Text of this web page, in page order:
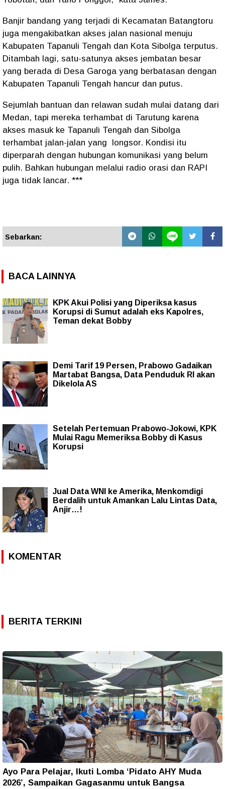
Banjir bandang yang terjadi di Kecamatan Batangtoru
juga mengakibatkan akses jalan nasional menuju
Kabupaten Tapanuli Tengah dan Kota Sibolga terputus.
Ditambah lagi, satu-satunya akses jembatan besar
yang berada di Desa Garoga yang berbatasan dengan
Kabupaten Tapanuli Tengah hancur dan putus.
Sejumlah bantuan dan relawan sudah mulai datang dari
Medan, tapi mereka terhambat di Tarutung karena
akses masuk ke Tapanuli Tengah dan Sibolga
terhambat jalan-jalan yang
longsor. Kondisi itu
diperparah dengan hubungan komunikasi yang belum
pulih. Bahkan hubungan melalui radio orasi dan RAPI
juga tidak lancar. ***
Sebarkan:
BACA LAINNYA
KPK Akui Polisi yang Diperiksa kasus
Korupsi di Sumut adalah eks Kapolres,
Teman dekat Bobby
Demi Tarif 19 Persen, Prabowo Gadaikan
Martabat Bangsa, Data Penduduk RI akan
Dikelola AS
Setelah Pertemuan Prabowo-Jokowi, KPK
Mulai Ragu Memeriksa Bobby di Kasus
Korupsi
Jual Data WNI ke Amerika, Menkomdigi
Berdalih untuk Amankan Lalu Lintas Data,
Anjir…!
KOMENTAR
BERITA TERKINI
Ayo Para Pelajar, Ikuti Lomba ‘Pidato AHY Muda
2026’, Sampaikan Gagasanmu untuk Bangsa